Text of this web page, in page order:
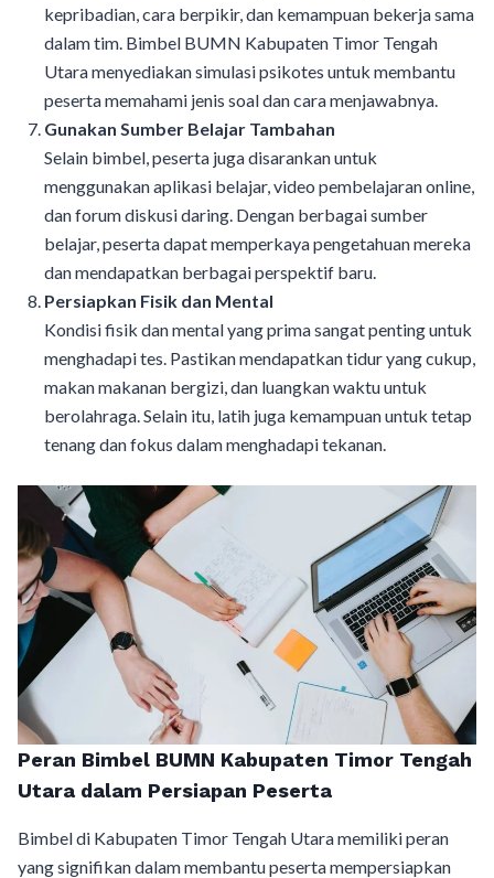
kepribadian, cara berpikir, dan kemampuan bekerja sama
dalam tim. Bimbel BUMN Kabupaten Timor Tengah
Utara menyediakan simulasi psikotes untuk membantu
peserta memahami jenis soal dan cara menjawabnya.
Gunakan Sumber Belajar Tambahan
Selain bimbel, peserta juga disarankan untuk
menggunakan aplikasi belajar, video pembelajaran online,
dan forum diskusi daring. Dengan berbagai sumber
belajar, peserta dapat memperkaya pengetahuan mereka
dan mendapatkan berbagai perspektif baru.
Persiapkan Fisik dan Mental
Kondisi fisik dan mental yang prima sangat penting untuk
menghadapi tes. Pastikan mendapatkan tidur yang cukup,
makan makanan bergizi, dan luangkan waktu untuk
berolahraga. Selain itu, latih juga kemampuan untuk tetap
tenang dan fokus dalam menghadapi tekanan.
Peran Bimbel BUMN Kabupaten Timor Tengah
Utara dalam Persiapan Peserta
Bimbel di Kabupaten Timor Tengah Utara memiliki peran
yang signifikan dalam membantu peserta mempersiapkan